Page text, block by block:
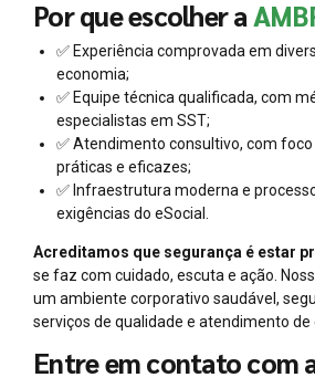
Por que escolher a
✅ Experiência comprovada em
economia;
✅ Equipe técnica qualificada, com
especialistas em SST;
✅ Atendimento consultivo, com
práticas e eficazes;
✅ Infraestrutura moderna e
exigências do eSocial.
Acreditamos que segurança é estar
se faz com cuidado, escuta e ação.
um ambiente corporativo saudável,
serviços de qualidade e atendimento de
Entre em contato com